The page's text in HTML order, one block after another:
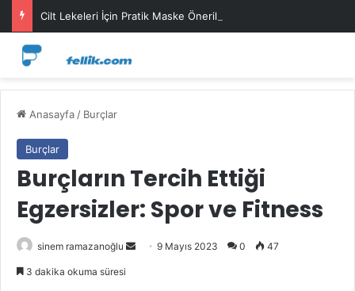
Cilt Lekeleri İçin Pratik Maske Önerileri
Anasayfa / Burçlar
Burçlar
Burçların Tercih Ettiği
Egzersizler: Spor ve Fitness
sinem ramazanoğlu
Bir
9 Mayıs 2023 0 47
3 dakika okuma süresi